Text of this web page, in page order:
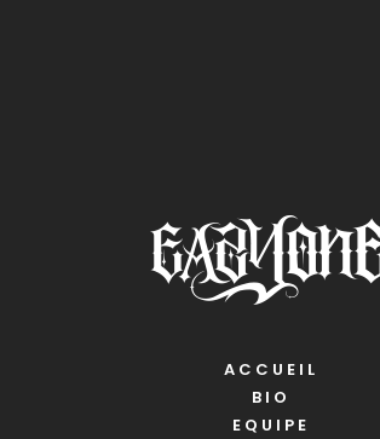
ACCUEIL
BIO
EQUIPE